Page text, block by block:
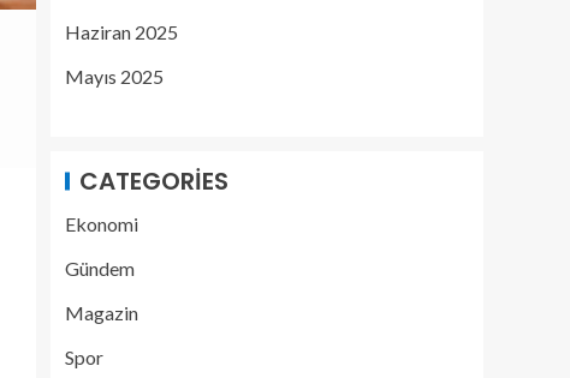
Haziran 2025
Mayıs 2025
CATEGORIES
Ekonomi
Gündem
Magazin
Spor